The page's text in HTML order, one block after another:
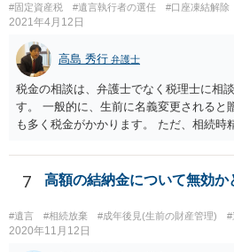
#固定資産税 #遺言執行者の選任 #口座凍結解除
2021年4月12日
高島 秀行 弁護士
税金の相談は、弁護士でなく税理士に相
す。 一般的に、生前に名義変更されると
も多く税金がかかります。 ただ、相続時
ういう場合にどれくらい税金がかかるか
針を取るか決められたらよいと思います。
7 高額の結納金について無効か
#遺言 #相続放棄 #成年後見(生前の財産管理) #
2020年11月12日